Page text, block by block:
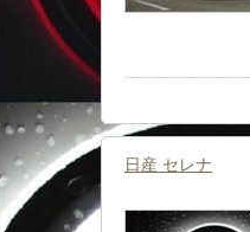
日産 セレナ